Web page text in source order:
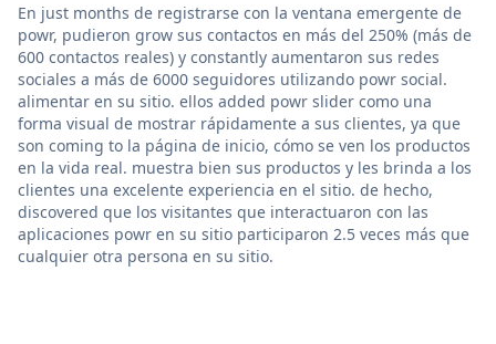
En just months de registrarse con la ventana emergente de
powr, pudieron grow sus contactos en más del 250% (más de
600 contactos reales) y constantly aumentaron sus redes
sociales a más de 6000 seguidores utilizando powr social.
alimentar en su sitio. ellos added powr slider como una
forma visual de mostrar rápidamente a sus clientes, ya que
son coming to la página de inicio, cómo se ven los productos
en la vida real. muestra bien sus productos y les brinda a los
clientes una excelente experiencia en el sitio. de hecho,
discovered que los visitantes que interactuaron con las
aplicaciones powr en su sitio participaron 2.5 veces más que
cualquier otra persona en su sitio.